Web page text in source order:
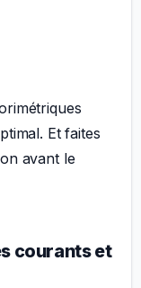
Et faites
avant le
courants et